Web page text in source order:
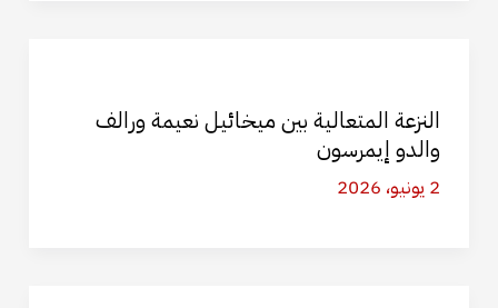
النزعة المتعالية بين ميخائيل نعيمة ورالف
والدو إيمرسون
2 يونيو، 2026